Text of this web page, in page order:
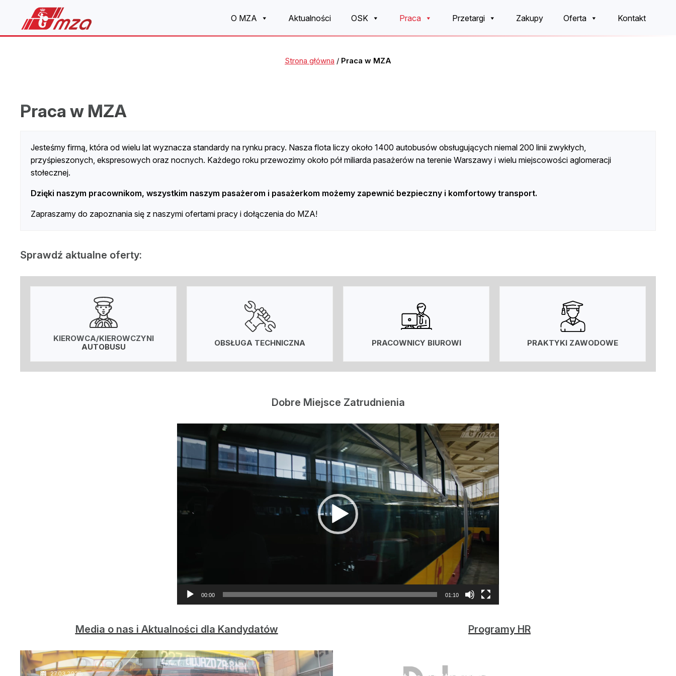
O MZA Aktualności OSK Praca Przetargi Zakupy Oferta Kontakt
Strona główna / Praca w MZA
Praca w MZA
Jesteśmy firmą, która od wielu lat wyznacza standardy na rynku pracy. Nasza flota liczy około 1400 autobusów obsługujących niemal 200 linii zwykłych,
przyśpieszonych, ekspresowych oraz nocnych. Każdego roku przewozimy około pół miliarda pasażerów na terenie Warszawy i wielu miejscowości aglomeracji
stołecznej.
Dzięki naszym pracownikom, wszystkim naszym pasażerom i pasażerkom możemy zapewnić bezpieczny i komfortowy transport.
Zapraszamy do zapoznania się z naszymi ofertami pracy i dołączenia do MZA!
Sprawdź aktualne oferty:
KIEROWCA/KIEROWCZYNI
AUTOBUSU
OBSŁUGA TECHNICZNA PRACOWNICY BIUROWI PRAKTYKI ZAWODOWE
Dobre Miejsce Zatrudnienia
Odtwarzacz
00:00 01:10
Media o nas i Aktualności dla Kandydatów
25.04.2025
27.03.2025
Programy HR